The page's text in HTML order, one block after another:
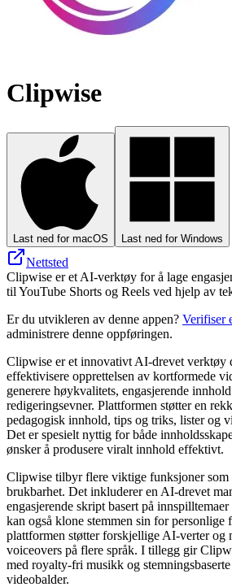
Clipwise
Last ned for macOS Last ned for Windows
Nettsted
Clipwise er et AI-verktøy for å lage
til YouTube Shorts og Reels ved hjelp av
Er du utvikleren av denne appen? Verifiser
administrere denne oppføringen.
Clipwise er et innovativt AI-drevet verktøy
effektivisere opprettelsen av kortformede
generere høykvalitets, engasjerende
redigeringsevner. Plattformen støtter en
pedagogisk innhold, tips og triks, lister og
Det er spesielt nyttig for både
ønsker å produsere viralt innhold effektivt.
Clipwise tilbyr flere viktige funksjoner som
brukbarhet. Det inkluderer en AI-drevet
engasjerende skript basert på
kan også klone stemmen sin for personlige
plattformen støtter forskjellige AI-verter og
voiceovers på flere språk. I tillegg gir
med royalty-fri musikk og
videobalder.